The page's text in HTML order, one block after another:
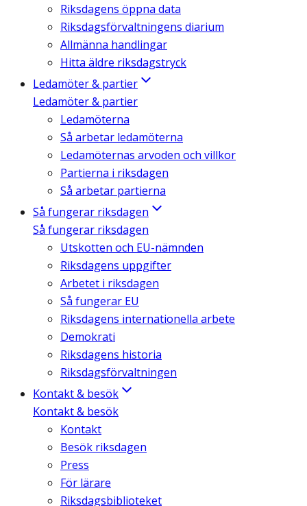
Riksdagens öppna data
Riksdagsförvaltningens diarium
Allmänna handlingar
Hitta äldre riksdagstryck
Ledamöter & partier
Ledamöter & partier
Ledamöterna
Så arbetar ledamöterna
Ledamöternas arvoden och villkor
Partierna i riksdagen
Så arbetar partierna
Så fungerar riksdagen
Så fungerar riksdagen
Utskotten och EU-nämnden
Riksdagens uppgifter
Arbetet i riksdagen
Så fungerar EU
Riksdagens internationella arbete
Demokrati
Riksdagens historia
Riksdagsförvaltningen
Kontakt & besök
Kontakt & besök
Kontakt
Besök riksdagen
Press
För lärare
Riksdagsbiblioteket